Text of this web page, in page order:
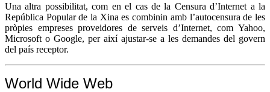
Una altra possibilitat, com en el cas de la Censura d’Internet a la
República Popular de la Xina es combinin amb l’autocensura de les
pròpies empreses proveidores de serveis d’Internet, com Yahoo,
Microsoft o Google, per així ajustar-se a les demandes del govern
del país receptor.
World Wide Web